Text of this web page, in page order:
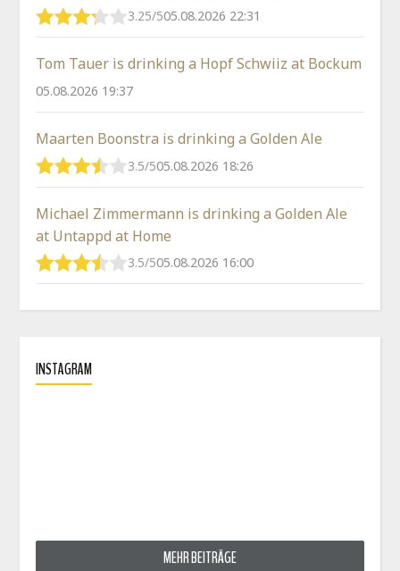
3.25/505.08.2026 22:31
Tom Tauer is drinking a Hopf Schwiiz at Bockum
05.08.2026 19:37
Maarten Boonstra is drinking a Golden Ale
3.5/505.08.2026 18:26
Michael Zimmermann is drinking a Golden Ale
at Untappd at Home
3.5/505.08.2026 16:00
INSTAGRAM
MEHR BEITRÄGE